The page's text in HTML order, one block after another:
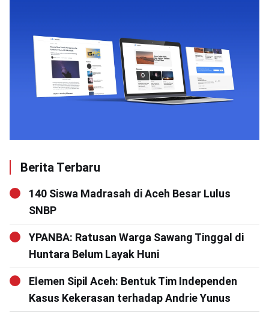
Berita Terbaru
140 Siswa Madrasah di Aceh Besar Lulus
SNBP
YPANBA: Ratusan Warga Sawang Tinggal di
Huntara Belum Layak Huni
Elemen Sipil Aceh: Bentuk Tim Independen
Kasus Kekerasan terhadap Andrie Yunus